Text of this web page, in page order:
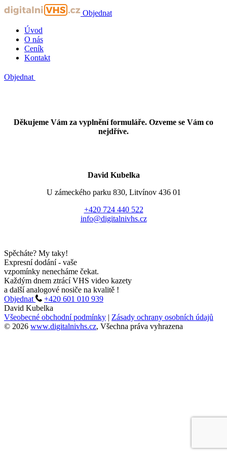
Objednat
Úvod
O nás
Ceník
Kontakt
Objednat
Děkujeme Vám za vyplnění formuláře. Ozveme se Vám co
nejdříve.
David Kubelka
U zámeckého parku 830, Litvínov 436 01
+420 724 440 522
info@digitalnivhs.cz
Spěcháte? My taky!
Expresní dodání- vaše
vzpomínky nenecháme čekat.
Každým dnem ztrácí VHS video kazety
a další analogové nosiče na kvalitě !
Objednat
+420 601 010 939
David Kubelka
Všeobecné obchodní podmínky | Zásady ochrany osobních údajů
© 2026 www.digitalnivhs.cz, Všechna práva vyhrazena